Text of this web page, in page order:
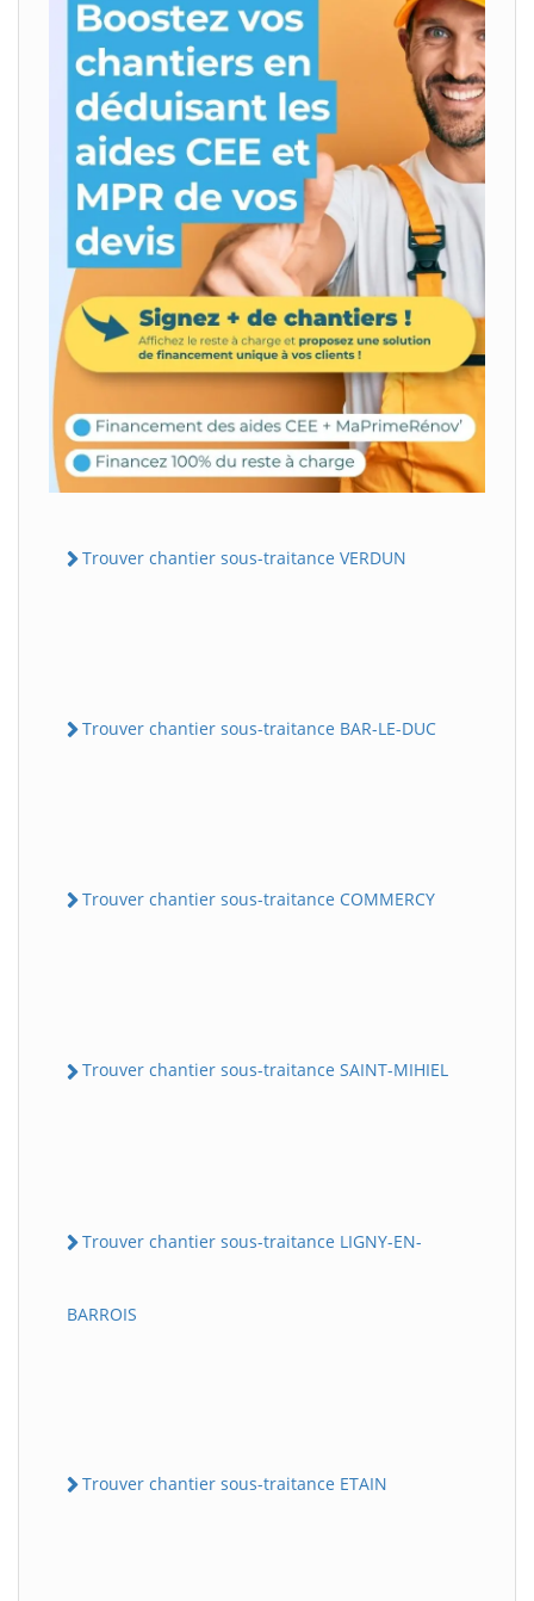
Trouver chantier sous-traitance VERDUN
Trouver chantier sous-traitance BAR-LE-DUC
Trouver chantier sous-traitance COMMERCY
Trouver chantier sous-traitance SAINT-MIHIEL
Trouver chantier sous-traitance LIGNY-EN-
BARROIS
Trouver chantier sous-traitance ETAIN